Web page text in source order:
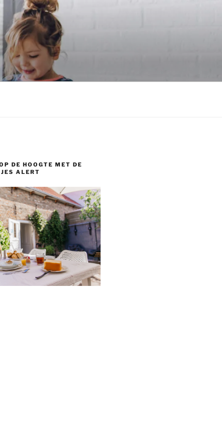
DE HOOGTE MET DE
ALERT